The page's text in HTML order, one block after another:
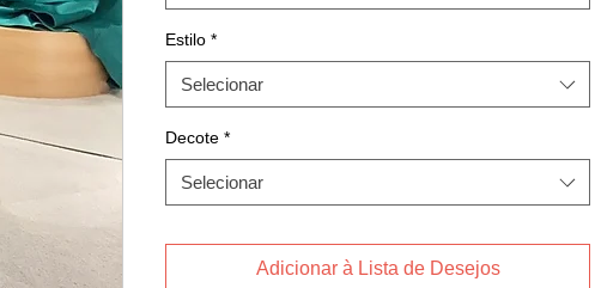
Estilo *
Selecionar
Decote *
Selecionar
Adicionar à Lista de Desejos